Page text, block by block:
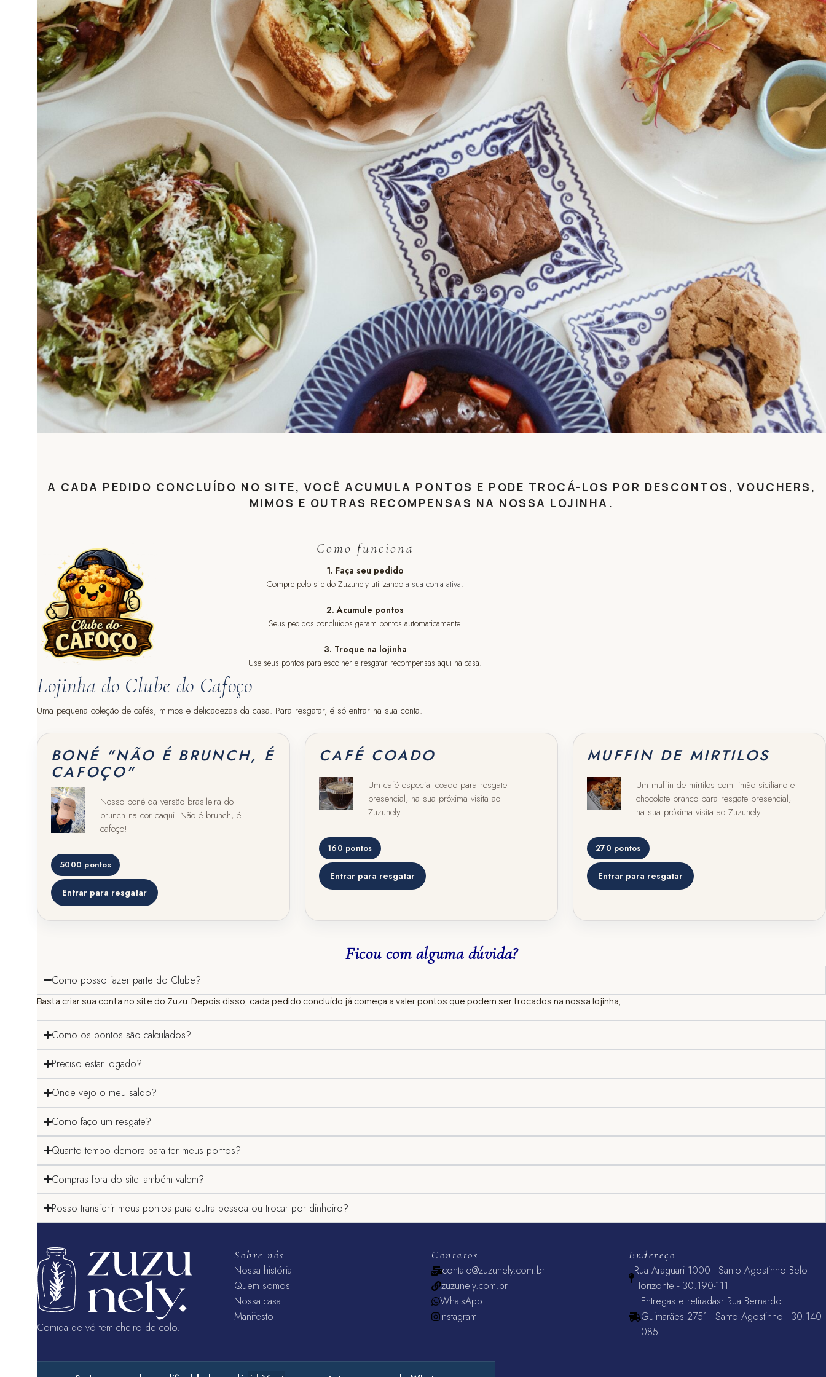
O PROGRAMA DE PONTOS DO ZUZUNELY PARA RETRIBUIR QUEM JÁ É DE CASA E TRANSFORMAR ROTINA EM
RECOMPENSA.
A CADA PEDIDO CONCLUÍDO NO SITE, VOCÊ ACUMULA PONTOS E PODE TROCÁ-LOS POR DESCONTOS, VOUCHERS,
MIMOS E OUTRAS RECOMPENSAS NA NOSSA LOJINHA.
Como funciona
1. Faça seu pedido
Compre pelo site do Zuzunely utilizandoa sua conta ativa.
2. Acumule pontos
Seus pedidos concluídos geram pontos automaticamente.
3. Troque na lojinha
Use seus pontos para escolher e resgatar recompensas aqui na casa.
Lojinha do Clube do Cafoço
Uma pequena coleção de cafés, mimos e delicadezas da casa. Para resgatar, é só entrar na sua conta.
BONÉ "NÃO É BRUNCH, É
CAFOÇO"
Nosso boné da versão brasileira do
brunch na cor caqui. Não é brunch, é
cafoço!
5000 pontos
Entrar para resgatar
CAFÉ COADO
Um café especial coado para resgate
presencial, na sua próxima visita ao
Zuzunely.
160 pontos
Entrar para resgatar
MUFFIN DE MIRTILOS
Um muffin de mirtilos com limão siciliano e
chocolate branco para resgate presencial,
na sua próxima visita ao Zuzunely.
270 pontos
Entrar para resgatar
Ficou com alguma dúvida?
Como posso fazer parte do Clube?
Basta criar sua conta no site do Zuzu. Depois disso, cada pedido concluído já começa a valer pontos que podem ser trocados na nossa lojinha,
Como os pontos são calculados?
Preciso estar logado?
Onde vejo o meu saldo?
Como faço um resgate?
Quanto tempo demora para ter meus pontos?
Compras fora do site também valem?
Posso transferir meus pontos para outra pessoa ou trocar por dinheiro?
Comida de vó tem cheiro de colo.
Sobre nós
Nossa história
Quem somos
Nossa casa
Manifesto
Contatos
contato@zuzunely.com.br
zuzunely.com.br
WhatsApp
Instagram
Endereço
Rua Araguari 1000 - Santo Agostinho Belo
Horizonte - 30.190-111
Entregas e retiradas: Rua Bernardo
Guimarães 2751 - Santo Agostinho - 30.140-
085
Harah Serviços de Alimentação Ltda - 54.148.414/0001-91 (2025)